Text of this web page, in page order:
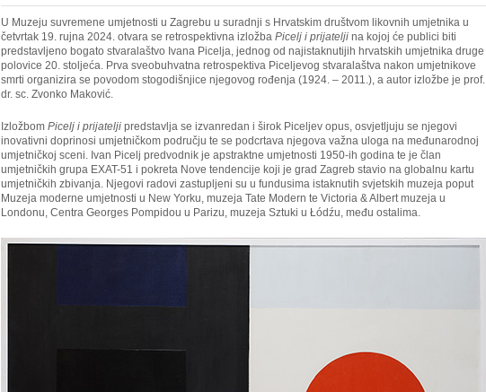
U Muzeju suvremene umjetnosti u Zagrebu u suradnji s Hrvatskim društvom likovnih umjetnika u
četvrtak 19. rujna 2024. otvara se retrospektivna izložba Picelj i prijatelji na kojoj će publici biti
predstavljeno bogato stvaralaštvo Ivana Picelja, jednog od najistaknutijih hrvatskih umjetnika druge
polovice 20. stoljeća. Prva sveobuhvatna retrospektiva Piceljevog stvaralaštva nakon umjetnikove
smrti organizira se povodom stogodišnjice njegovog rođenja (1924. – 2011.), a autor izložbe je prof.
dr. sc. Zvonko Maković.
Izložbom Picelj i prijatelji predstavlja se izvanredan i širok Piceljev opus, osvjetljuju se njegovi
inovativni doprinosi umjetničkom području te se podcrtava njegova važna uloga na međunarodnoj
umjetničkoj sceni. Ivan Picelj predvodnik je apstraktne umjetnosti 1950-ih godina te je član
umjetničkih grupa EXAT-51 i pokreta Nove tendencije koji je grad Zagreb stavio na globalnu kartu
umjetničkih zbivanja. Njegovi radovi zastupljeni su u fundusima istaknutih svjetskih muzeja poput
Muzeja moderne umjetnosti u New Yorku, muzeja Tate Modern te Victoria & Albert muzeja u
Londonu, Centra Georges Pompidou u Parizu, muzeja Sztuki u Łódźu, među ostalima.